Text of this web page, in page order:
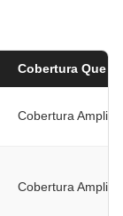
Cobertura Que
Cobertura Amplia
Cobertura Amplia